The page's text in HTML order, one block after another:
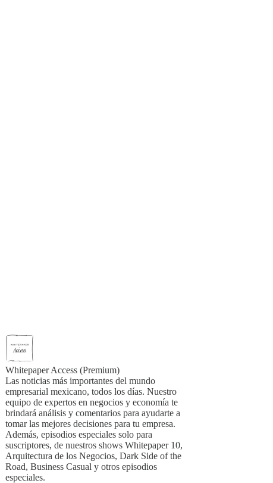
Whitepaper Access (Premium)
Las noticias más importantes del mundo
empresarial mexicano, todos los días. Nuestro
equipo de expertos en negocios y economía te
brindará análisis y comentarios para ayudarte a
tomar las mejores decisiones para tu empresa.
Además, episodios especiales solo para
suscriptores, de nuestros shows Whitepaper 10,
Arquitectura de los Negocios, Dark Side of the
Road, Business Casual y otros episodios
especiales.